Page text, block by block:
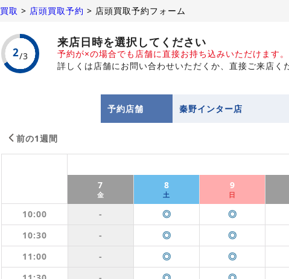
買取 > 店頭買取予約 > 店頭買取予約フォーム
来店日時を選択してください
予約が×の場合でも店舗に直接お持ち込みいただけます。
詳しくは店舗にお問い合わせいただくか、直接ご来店く
予約店舗 秦野インター店
前の1週間
7
金
8
土
9
日
10:00 - ◎ ◎
10:30
- ◎ ◎
11:00
- ◎ ◎